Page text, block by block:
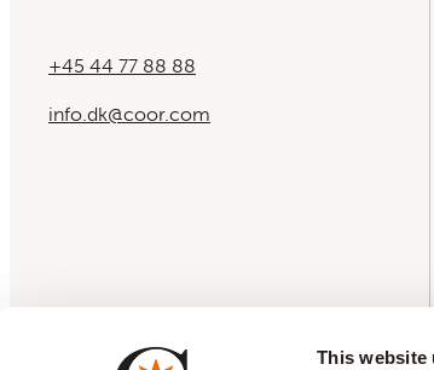
This website
+45 44 77 88 88
info.dk@coor.com